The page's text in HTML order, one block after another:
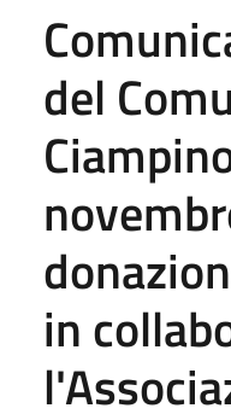
del
in